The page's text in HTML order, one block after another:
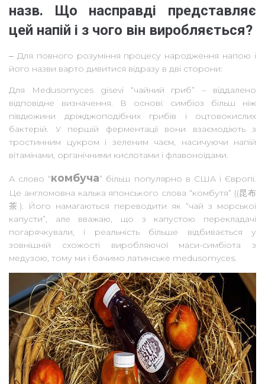
назв. Що насправді представляє
цей напій і з чого він виробляється?
‒ Для повного розуміння процесу народження напою і
його назви варто дивитися відразу в дві сторони:
Для Medusomyces gisevi “чайний гриб” – віддалено
відповідне визначення. В основі: симбіоз більш ніж
півдюжини дріжджоподібних грибів і оцтовокислих
бактерій. У першій ферментації вони взаємодіють з
тростинним цукром і зеленим чаєм, насичуючи напій
вітамінами, органічними кислотами і флавоноїдами.
А слово “комбуча” більш популярно в США і Європі.
Це англомовна калька японського слова “комбутя” ((昆布
茶). Його намагаються переводити як “чай з морської
капусти”, але вважаю, що з капустою перекладачі
погарячкували, і реальність більше відбивається у
зовнішній схожості виробляючої маси-симбіота з
медузою, тому ми і бачимо латинське medusomyces.